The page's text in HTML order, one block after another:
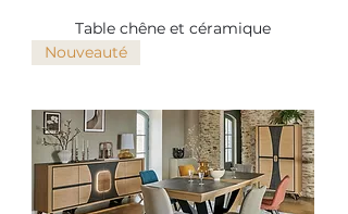
Table chêne et céramique
Nouveauté